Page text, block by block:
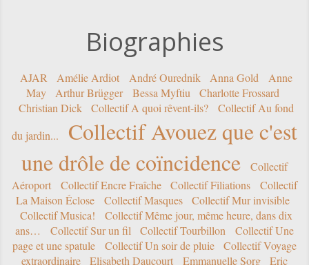
Biographies
AJAR Amélie Ardiot André Ourednik Anna Gold
Anne
May
Arthur Brügger Bessa Myftiu
Charlotte Frossard
Christian Dick
Collectif A quoi rêvent-ils?
Collectif Au fond
du jardin...
Collectif Avouez que c'est
une drôle de coïncidence
Collectif
Aéroport
Collectif Encre Fraîche Collectif Filiations
Collectif
La Maison Éclose
Collectif Masques
Collectif Mur invisible
Collectif Musica!
Collectif Même jour, même heure, dans dix
ans…
Collectif Sur un fil Collectif Tourbillon
Collectif Une
page et une spatule
Collectif Un soir de pluie
Collectif Voyage
extraordinaire
Elisabeth Daucourt Emmanuelle Sorg
Eric